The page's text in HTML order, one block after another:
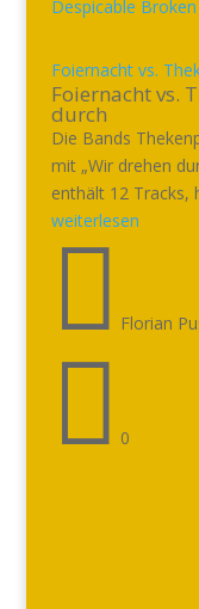
Foiernacht vs.
Foiernacht vs.
durch
Die Bands
mit „Wir drehen
enthält 12 Tracks,
weiterlesen
 Florian
 0